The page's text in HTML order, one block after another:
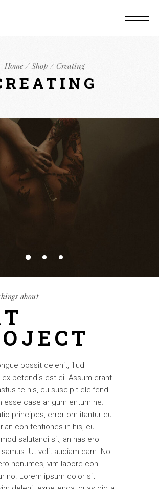
Home Shop Creating
about
possit delenit, illud
ex petendis est ei. Assum erant
te his, cu suscipit eleifend
esse case ar gum entum ne.
principes, error om itantur eu
con tentiones in his, eu
salutandi sit, an has ero
Ut velit audiam eam. No
nonumes, vim labore con
no. Lorem ipsum dolor sit